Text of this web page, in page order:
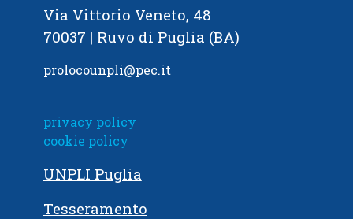
Via Vittorio Veneto, 48
70037 | Ruvo di Puglia (BA)
prolocounpli@pec.it
privacy policy
cookie policy
UNPLI Puglia
Tesseramento